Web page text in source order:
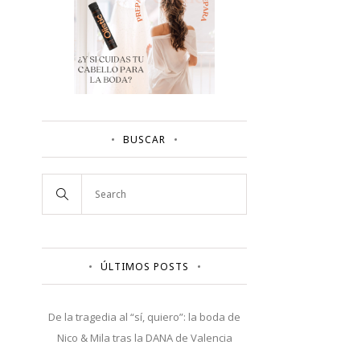
BUSCAR
ÚLTIMOS POSTS
De la tragedia al “sí, quiero”: la boda de
Nico & Mila tras la DANA de Valencia